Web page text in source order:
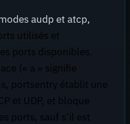
audp et atcp,
utilisés et
ports disponibles.
(« a » signifie
portsentry établit une
et UDP, et bloque
ports, sauf s’il est